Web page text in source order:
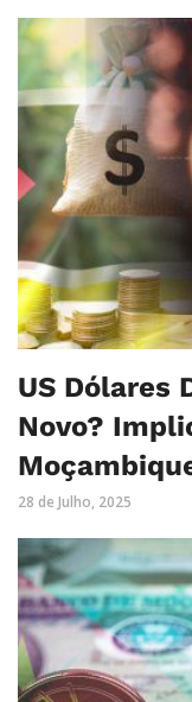
US Dólares
Novo?
28 de Julho, 2025